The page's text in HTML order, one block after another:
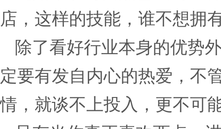
店，这样的技能，谁不想拥
除了看好行业本身的优势
定要有发自内心的热爱，不
情，就谈不上投入，更不可